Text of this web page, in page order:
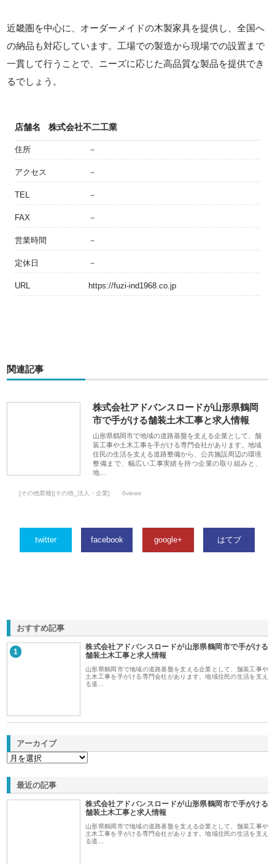
近畿圏を中心に、オーダーメイドの木製家具を提供し、全国へ
の納品も対応しています。工場での製造から現場での設置まで
一貫して行うことで、ニーズに応じた高品質な製品を提供でき
るでしょう。
店舗名 株式会社不二工業
住所 －
アクセス －
TEL －
FAX －
営業時間 －
定休日 －
URL https://fuzi-ind1968.co.jp
関連記事
株式会社アドバンスロードが山形県鶴岡
市で手がける舗装土木工事と求人情報
山形県鶴岡市で地域の道路基盤を支える企業として、舗
装工事や土木工事を手がける専門会社があります。地域
住民の生活を支える道路整備から、公共施設周辺の環境
整備まで、幅広い工事実績を持つ企業の取り組みと、
地…
[その他業種][その他_法人・企業] 0views
twitter facebook google+ はてブ
おすすめ記事
1
株式会社アドバンスロードが山形県鶴岡市で手がける
舗装土木工事と求人情報
山形県鶴岡市で地域の道路基盤を支える企業として、舗装工事や
土木工事を手がける専門会社があります。地域住民の生活を支え
る道…
アーカイブ
最近の記事
株式会社アドバンスロードが山形県鶴岡市で手がける
舗装土木工事と求人情報
山形県鶴岡市で地域の道路基盤を支える企業として、舗装工事や
土木工事を手がける専門会社があります。地域住民の生活を支え
る道…